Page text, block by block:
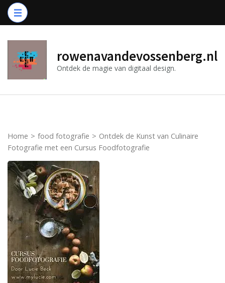
Ga
naar
(druk
Enter)
rowenavandevossenberg.nl
Ontdek de magie van digitaal design.
Home > food fotografie > Ontdek de Kunst van Culinaire
Fotografie met een Cursus Foodfotografie